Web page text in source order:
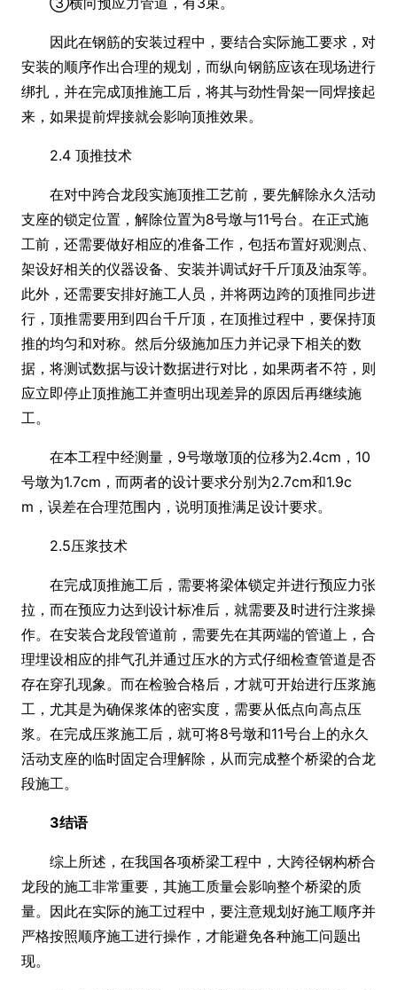
因此在钢筋的安装过程中，要结合实际施工要求，对
安装的顺序作出合理的规划，而纵向钢筋应该在现场进行
绑扎，并在完成顶推施工后，将其与劲性骨架一同焊接起
来，如果提前焊接就会影响顶推效果。
2.4 顶推技术
在对中跨合龙段实施顶推工艺前，要先解除永久活动
支座的锁定位置，解除位置为8号墩与11号台。在正式施
工前，还需要做好相应的准备工作，包括布置好观测点、
架设好相关的仪器设备、安装并调试好千斤顶及油泵等。
此外，还需要安排好施工人员，并将两边跨的顶推同步进
行，顶推需要用到四台千斤顶，在顶推过程中，要保持顶
推的均匀和对称。然后分级施加压力并记录下相关的数
据，将测试数据与设计数据进行对比，如果两者不符，则
应立即停止顶推施工并查明出现差异的原因后再继续施
工。
在本工程中经测量，9号墩墩顶的位移为2.4cm，10
号墩为1.7cm，而两者的设计要求分别为2.7cm和1.9c
m，误差在合理范围内，说明顶推满足设计要求。
2.5压浆技术
在完成顶推施工后，需要将梁体锁定并进行预应力张
拉，而在预应力达到设计标准后，就需要及时进行注浆操
作。在安装合龙段管道前，需要先在其两端的管道上，合
理埋设相应的排气孔并通过压水的方式仔细检查管道是否
存在穿孔现象。而在检验合格后，才就可开始进行压浆施
工，尤其是为确保浆体的密实度，需要从低点向高点压
浆。在完成压浆施工后，就可将8号墩和11号台上的永久
活动支座的临时固定合理解除，从而完成整个桥梁的合龙
段施工。
3结语
综上所述，在我国各项桥梁工程中，大跨径钢构桥合
龙段的施工非常重要，其施工质量会影响整个桥梁的质
量。因此在实际的施工过程中，要注意规划好施工顺序并
严格按照顺序施工进行操作，才能避免各种施工问题出
现。